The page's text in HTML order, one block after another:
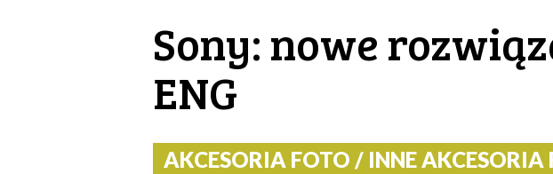
Sony: nowe
ENG
AKCESORIA FOTO / INNE